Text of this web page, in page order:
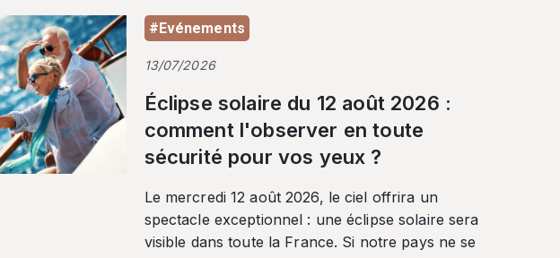
#Evénements
13/07/2026
Éclipse solaire du 12 août 2026 :
comment l'observer en toute
sécurité pour vos yeux ?
Le mercredi 12 août 2026, le ciel offrira un
spectacle exceptionnel : une éclipse solaire sera
visible dans toute la France. Si notre pays ne se